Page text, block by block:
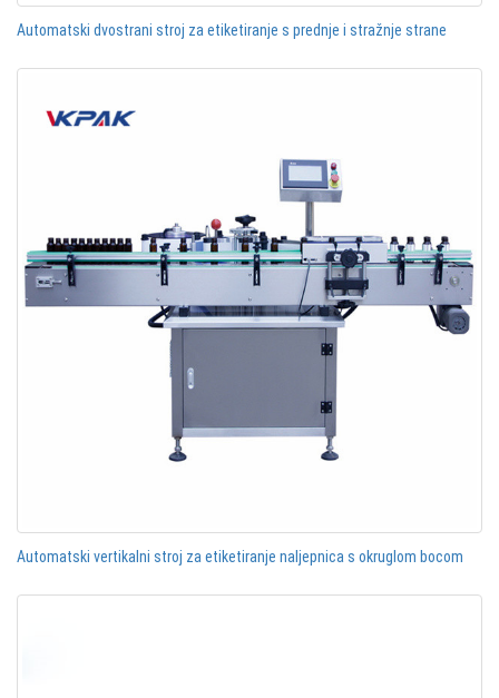
Automatski dvostrani stroj za etiketiranje s prednje i stražnje strane
Automatski vertikalni stroj za etiketiranje naljepnica s okruglom bocom